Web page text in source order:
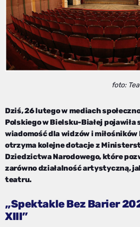
foto:
Dziś, 26 lutego w mediach
Polskiego w Bielsku-Białej pojawiła
wiadomość dla widzów i
otrzyma kolejne dotacje z
Dziedzictwa Narodowego, które
zarówno działalność artystyczną,
teatru.
„Spektakle Bez Barier
XIII”